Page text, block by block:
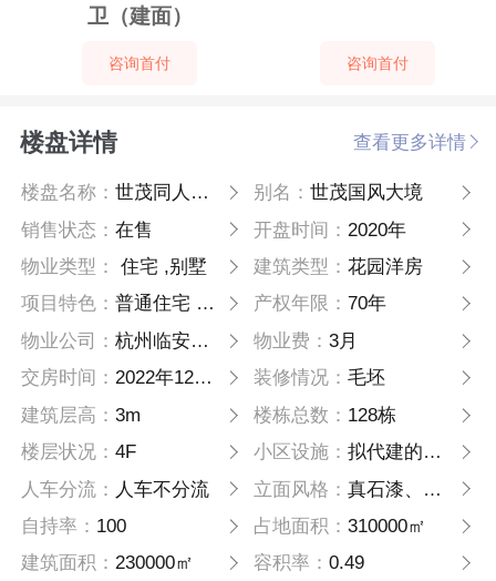
卫（建面）
咨询首付 咨询首付
楼盘详情 查看更多详情
楼盘名称：世茂同人山庄 别名： 世茂国风大境
销售状态：在售 开盘时间： 2020年
物业类型：
住宅 ,别墅 建筑类型： 花园洋房
项目特色：普通住宅 安居型商品房 别墅 公园地产 产权年限： 70年
物业公司：杭州临安同人置业有限公司 物业费： 3月
交房时间：2022年12月31日-2023年06月 装修情况： 毛坯
建筑层高：3m 楼栋总数： 128栋
楼层状况：4F 小区设施： 拟代建的幼儿园、泳池、幼儿园、网球场、篮球场、橡胶跑道
人车分流： 人车不分流 立面风格： 真石漆、涂料
自持率： 100 占地面积： 310000㎡
建筑面积：230000㎡ 容积率： 0.49